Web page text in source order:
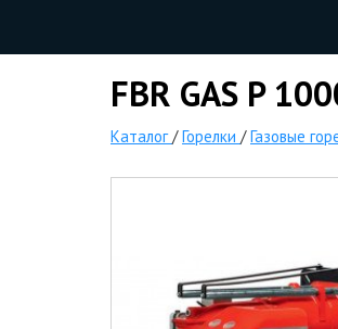
FBR GAS P
Каталог /Горелки /Газовые